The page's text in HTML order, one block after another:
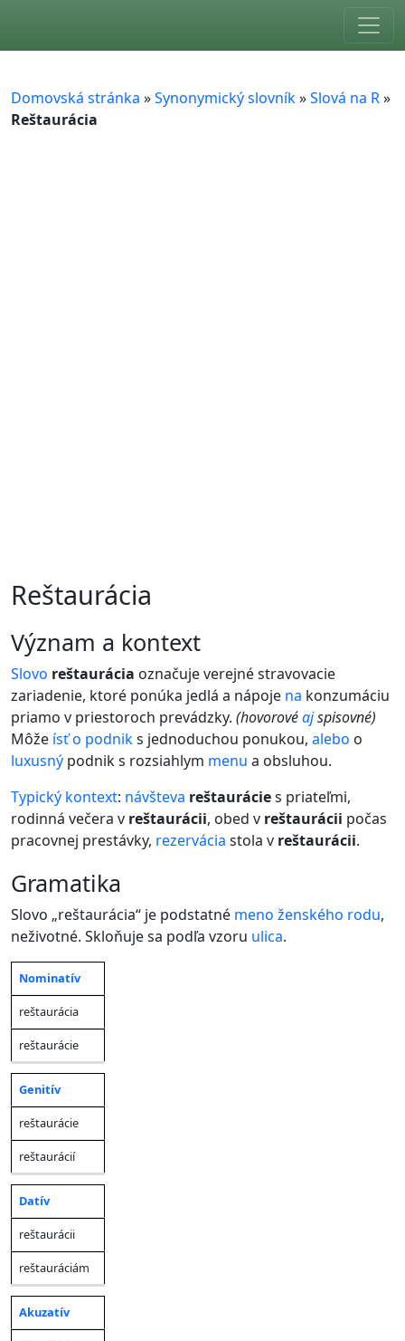
Domovská stránka »Synonymický slovník»Slová na R»
Reštaurácia
Reštaurácia
význam a kontext
Slovo reštaurácia označuje verejné stravovacie
zariadenie, ktoré ponúka jedlá a nápoje na konzumáciu
priamo v priestoroch prevádzky. (hovorovéajspisovné)
Môže ísťo podniks jednoduchou ponukou, alebo o
luxusný podnik s rozsiahlym menu a obsluhou.
Typický kontext: návšteva reštaurácies priateľmi,
rodinná večera v reštaurácii, obed v reštaurácii počas
pracovnej prestávky, rezervácia stola v reštaurácii.
gramatika
Slovo „reštaurácia“ je podstatné meno ženského rodu,
neživotné. Skloňuje sa podľa vzoru ulica.
Pád
Jednotné
číslo
Nominatív
reštaurácia
reštaurácie
Genitív
reštaurácie
reštaurácií
Datív
reštaurácii
reštauráciám
Akuzatív